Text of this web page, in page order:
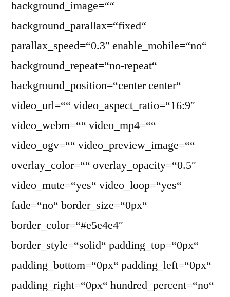
background_image=““
background_parallax=“fixed“
parallax_speed=“0.3″ enable_mobile=“no“
background_repeat=“no-repeat“
background_position=“center center“
video_url=““ video_aspect_ratio=“16:9″
video_webm=““ video_mp4=““
video_ogv=““ video_preview_image=““
overlay_color=““ overlay_opacity=“0.5″
video_mute=“yes“ video_loop=“yes“
fade=“no“ border_size=“0px“
border_color=“#e5e4e4″
border_style=“solid“ padding_top=“0px“
padding_bottom=“0px“ padding_left=“0px“
padding_right=“0px“ hundred_percent=“no“